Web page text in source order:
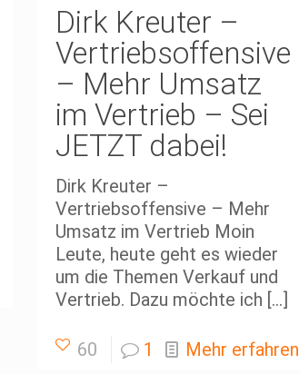
Dirk Kreuter –
Vertriebsoffensive
– Mehr Umsatz
im Vertrieb – Sei
JETZT dabei!
Dirk Kreuter –
Vertriebsoffensive – Mehr
Umsatz im Vertrieb Moin
Leute, heute geht es wieder
um die Themen Verkauf und
Vertrieb. Dazu möchte ich […]
60 1 Mehr erfahren